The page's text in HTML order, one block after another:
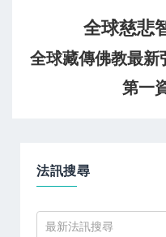
全球慈悲
全球藏傳佛教最
第一
法訊搜尋